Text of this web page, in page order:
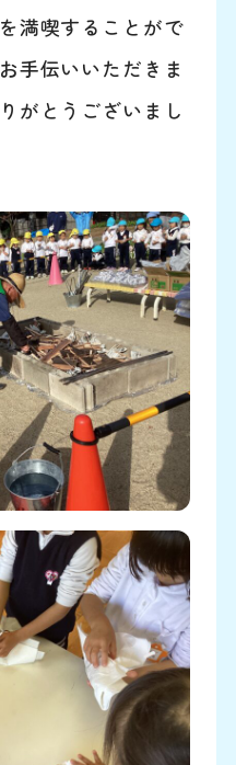
満喫することがで
手伝いいただきま
がとうございまし